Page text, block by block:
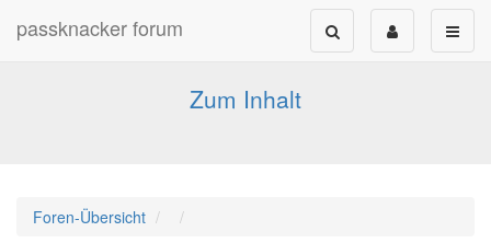
passknacker forum
Forum für alle Pässe- und Tourenfahrer
Zum Inhalt
Foren-Übersicht